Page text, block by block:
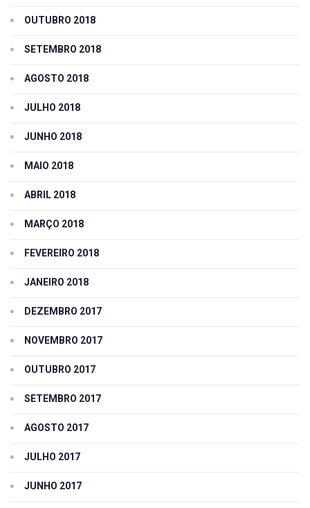
OUTUBRO 2018
SETEMBRO 2018
AGOSTO 2018
JULHO 2018
JUNHO 2018
MAIO 2018
ABRIL 2018
MARÇO 2018
FEVEREIRO 2018
JANEIRO 2018
DEZEMBRO 2017
NOVEMBRO 2017
OUTUBRO 2017
SETEMBRO 2017
AGOSTO 2017
JULHO 2017
JUNHO 2017